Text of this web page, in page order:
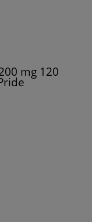
mg 120